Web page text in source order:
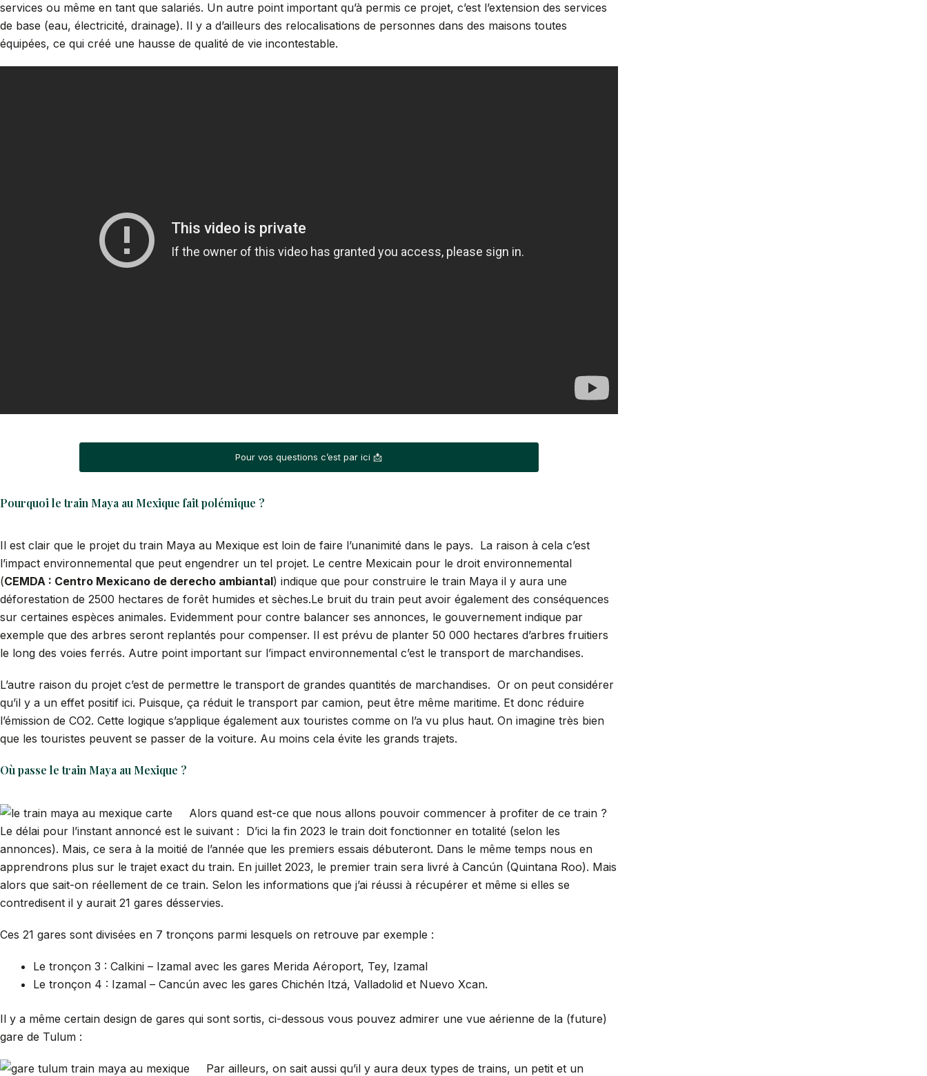
services ou même en tant que salariés. Un autre point important qu’à permis ce projet, c’est l’extension des services
de base (eau, électricité, drainage). Il y a d’ailleurs des relocalisations de personnes dans des maisons toutes
équipées, ce qui créé une hausse de qualité de vie incontestable.
Pour vos questions c’est par ici 📩
Pourquoi le train Maya au Mexique fait polémique ?
Il est clair que le projet du train Maya au Mexique est loin de faire l’unanimité dans le pays. La raison à cela c’est
l’impact environnemental que peut engendrer un tel projet. Le centre Mexicain pour le droit environnemental
(CEMDA : Centro Mexicano de derecho ambiantal) indique que pour construire le train Maya il y aura une
déforestation de 2500 hectares de forêt humides et sèches.Le bruit du train peut avoir également des conséquences
sur certaines espèces animales. Evidemment pour contre balancer ses annonces, le gouvernement indique par
exemple que des arbres seront replantés pour compenser. Il est prévu de planter 50 000 hectares d’arbres fruitiers
le long des voies ferrés. Autre point important sur l’impact environnemental c’est le transport de marchandises.
L’autre raison du projet c’est de permettre le transport de grandes quantités de marchandises. Or on peut considérer
qu’il y a un effet positif ici. Puisque, ça réduit le transport par camion, peut être même maritime. Et donc réduire
l’émission de CO2. Cette logique s’applique également aux touristes comme on l’a vu plus haut. On imagine très bien
que les touristes peuvent se passer de la voiture. Au moins cela évite les grands trajets.
Où passe le train Maya au Mexique ?
Alors quand est-ce que nous allons pouvoir commencer à profiter de ce train ?
Le délai pour l’instant annoncé est le suivant : D’ici la fin 2023 le train doit fonctionner en totalité (selon les
annonces). Mais, ce sera à la moitié de l’année que les premiers essais débuteront. Dans le même temps nous en
apprendrons plus sur le trajet exact du train. En juillet 2023, le premier train sera livré à Cancún (Quintana Roo). Mais
alors que sait-on réellement de ce train. Selon les informations que j’ai réussi à récupérer et même si elles se
contredisent il y aurait 21 gares désservies.
Ces 21 gares sont divisées en 7 tronçons parmi lesquels on retrouve par exemple :
Le tronçon 3 : Calkini – Izamal avec les gares Merida Aéroport, Tey, Izamal
Le tronçon 4 : Izamal – Cancún avec les gares Chichén Itzá, Valladolid et Nuevo Xcan.
Il y a même certain design de gares qui sont sortis, ci-dessous vous pouvez admirer une vue aérienne de la (future)
gare de Tulum :
Par ailleurs, on sait aussi qu’il y aura deux types de trains, un petit et un